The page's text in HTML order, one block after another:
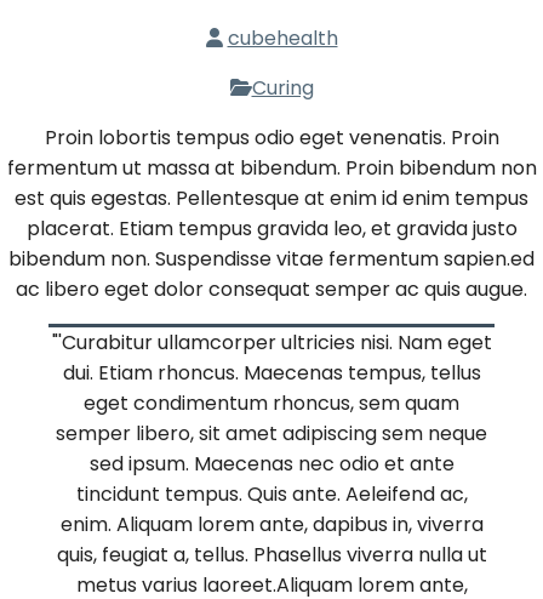
cubehealth
Curing
Proin lobortis tempus odio eget venenatis. Proin
fermentum ut massa at bibendum. Proin bibendum non
est quis egestas. Pellentesque at enim id enim tempus
placerat. Etiam tempus gravida leo, et gravida justo
bibendum non. Suspendisse vitae fermentum sapien.ed
ac libero eget dolor consequat semper ac quis augue.
Curabitur ullamcorper ultricies nisi. Nam eget
dui. Etiam rhoncus. Maecenas tempus, tellus
eget condimentum rhoncus, sem quam
semper libero, sit amet adipiscing sem neque
sed ipsum. Maecenas nec odio et ante
tincidunt tempus. Quis ante. Aeleifend ac,
enim. Aliquam lorem ante, dapibus in, viverra
quis, feugiat a, tellus. Phasellus viverra nulla ut
metus varius laoreet.Aliquam lorem ante,